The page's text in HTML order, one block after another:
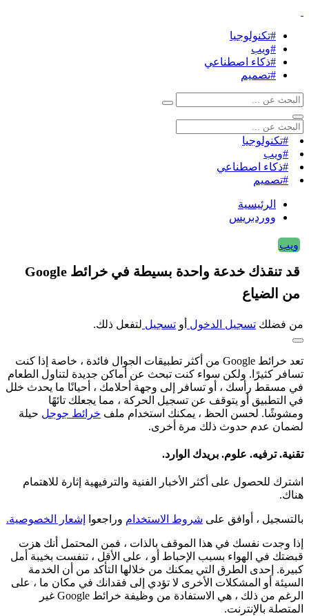
#تكنولوجيا
#ويب
#ذكاء اصطناعي
#تصميم
#تكنولوجيا
#ويب
#ذكاء اصطناعي
#تصميم
الرئيسية
ووردبريس
ويب
قد تنقذك خدعة واحدة بسيطة في خرائط Google
من الضياع
من فضلك تسجيل الدخول أو تسجيل لتفعل ذلك.
تعد خرائط Google من أكثر تطبيقات الجوال فائدة ، خاصة إذا كنت
تسافر كثيرًا. ولكن سواء كنت تبحث عن أماكن جديدة لتناول الطعام
في مسقط رأسك ، أو تسافر إلى وجهة أحلامك ، أحيانًا ما يحدث خلل
في التطبيق أو يتوقف عن تسجيل الحركة ، مما يجعلك تائهًا
ومشوشًا. لحسن الحظ ، يمكنك استخدام ملف خرائط جوجل حيلة
لضمان عدم حدوث ذلك مرة أخرى.
تقنية. ترفيه. علوم. بريدك الوارد.
اشترك للحصول على أكثر الأخبار الفنية والترفيهية إثارة للاهتمام
هناك.
بالتسجيل ، أوافق على شروط الاستخدام وراجعوا إشعار الخصوصية.
إذا وجدت نفسك في هذا الموقف بالذات ، فمن المحتمل أنك هزت
قبضتك في الهواء بسبب الإحباط أو ، على الأقل ، تنفست بخيبة أمل
كبيرة. إحدى الطرق التي يمكنك من خلالها التأكد من أن الخدمة
السيئة أو المشكلات الأخرى لا تؤدي إلى فقدانك في مكان ما ، على
الرغم من ذلك ، هي الاستفادة من وظيفة خرائط Google غير
المتصلة بالإنترنت.